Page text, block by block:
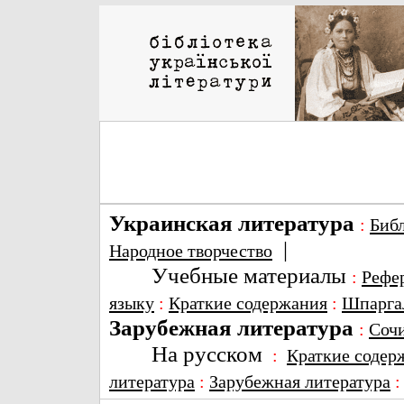
Украинская литература :
Народное творчество |
Учебные материалы :
языку : Краткие содержания :
Зарубежная литература :
На русском : Краткие
литература : Зарубежная литература